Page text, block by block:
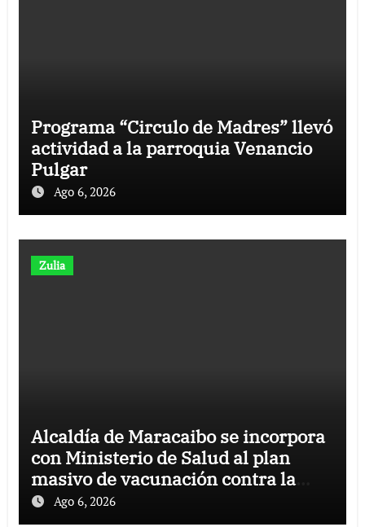
Programa “Circulo de Madres” llevó
actividad a la parroquia Venancio
Pulgar
Ago 6, 2026
Zulia
Alcaldía de Maracaibo se incorpora
con Ministerio de Salud al plan
masivo de vacunación contra la
rabiaAgo 6, 2026